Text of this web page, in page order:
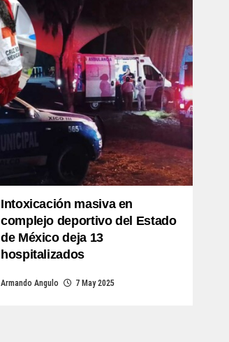
Intoxicación masiva en
complejo deportivo del Estado
de México deja 13
hospitalizados
Armando Angulo 7 May 2025